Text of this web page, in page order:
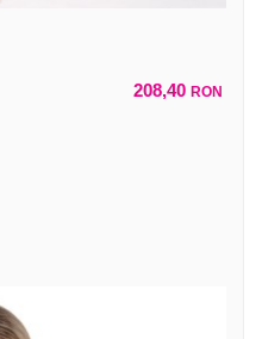
208,40 RON